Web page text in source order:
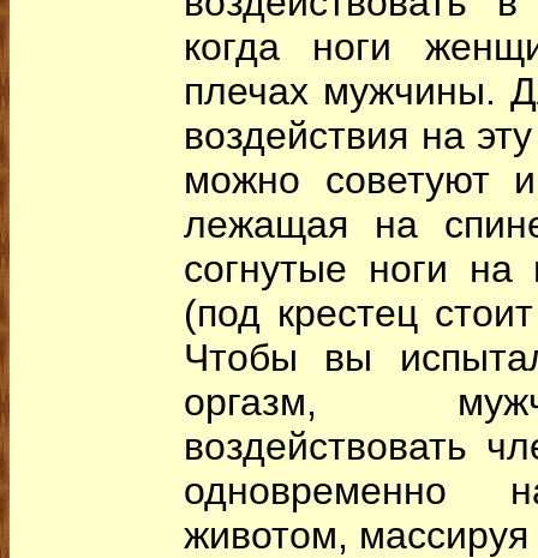
когда ноги
плечах мужчины.
воздействия на
можно советуют
лежащая на
согнутые ноги на
(под крестец
Чтобы вы
оргазм,
воздействовать
одновременно
животом, массируя